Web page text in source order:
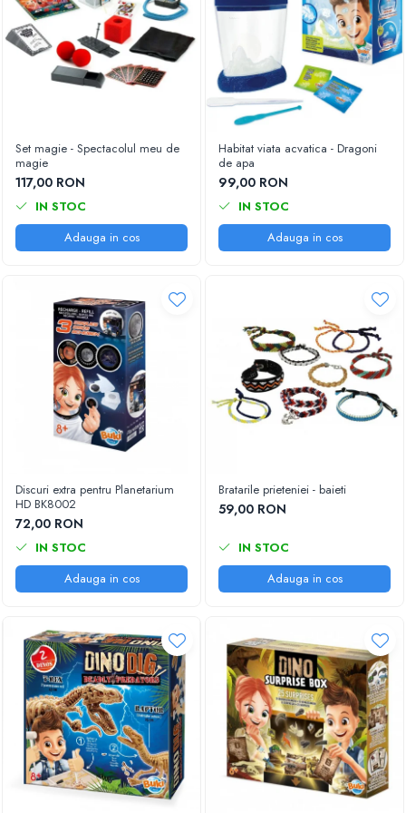
Set magie - Spectacolul meu de
magie
117,00 RON
IN STOC
Adauga in cos
Habitat viata acvatica - Dragoni
de apa
99,00 RON
IN STOC
Adauga in cos
Discuri extra pentru Planetarium
HD BK8002
72,00 RON
IN STOC
Adauga in cos
Bratarile prieteniei - baieti
59,00 RON
IN STOC
Adauga in cos